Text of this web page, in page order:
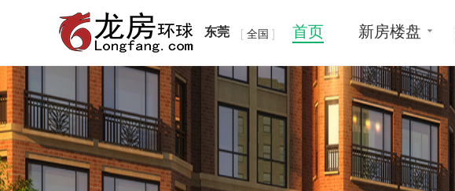
东莞 [ 全国 ] 首页 新房楼盘